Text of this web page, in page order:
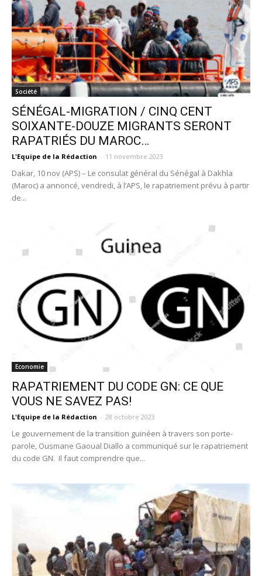
Société
SÉNÉGAL-MIGRATION / CINQ CENT
SOIXANTE-DOUZE MIGRANTS SERONT
RAPATRIÉS DU MAROC…
L'Equipe de la Rédaction - 11 novembre 2023
Dakar, 10 nov (APS) – Le consulat général du Sénégal à Dakhla
(Maroc) a annoncé, vendredi, à l’APS, le rapatriement prévu à partir
de...
Economie
RAPATRIEMENT DU CODE GN: CE QUE
VOUS NE SAVEZ PAS!
L'Equipe de la Rédaction - 28 octobre 2023
Le gouvernement de la transition guinéen à travers son porte-
parole, Ousmane Gaoual Diallo a communiqué sur le rapatriement
du code GN. Il faut comprendre que...